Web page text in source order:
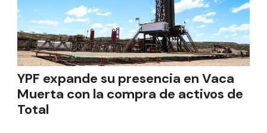
YPF expande su presencia en Vaca
Muerta con la compra de activos de
Total